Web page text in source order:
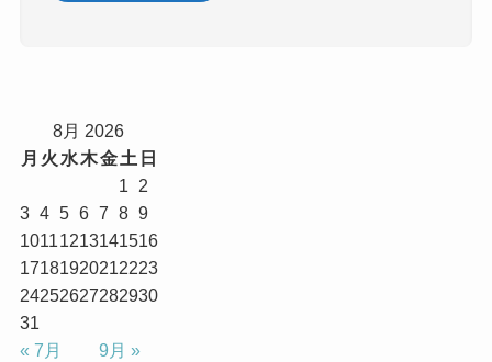
8月 2026
月 火 水木金土 日
1
2
3 4 5 6 7 8 9
10111213141516
17181920212223
24252627282930
31
« 7月
9月 »